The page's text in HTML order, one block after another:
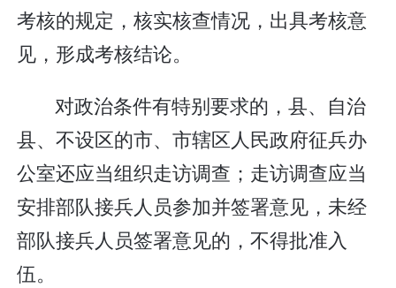
考核的规定，核实核查情况，出具考核意
见，形成考核结论。
对政治条件有特别要求的，县、自治
县、不设区的市、市辖区人民政府征兵办
公室还应当组织走访调查；走访调查应当
安排部队接兵人员参加并签署意见，未经
部队接兵人员签署意见的，不得批准入
伍。